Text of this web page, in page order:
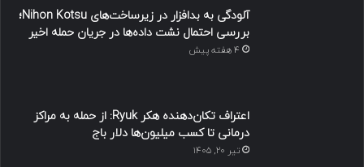
آلودگی به بدافزار در زیرساخت‌های Nihon Kotsu؛
بررسی احتمال نشت داده‌ها در جریان حمله اخیر
4 هفته پیش
اعتراف تکان‌دهنده هکر Ryuk: از حمله به مراکز
درمانی تا کسب میلیون‌ها دلار باج
تیر ۲۰, ۱۴۰۵